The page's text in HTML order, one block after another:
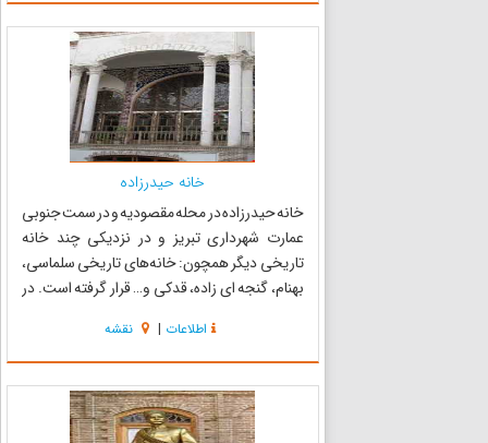
خانه حیدرزاده
خانه حیدرزاده در محله مقصودیه و در سمت جنوبی
عمارت شهرداری تبریز و در نزدیکی چند خانه
تاریخی دیگر همچون: خانه‌های تاریخی سلماسی،
بهنام، گنجه ای زاده، قدکی و… قرار گرفته است. در
زمان مشخص وجود ندارد ولی براساس مطالعات
میدانی، قدمت بنا را می‌توان...
اطلاعات | نقشه